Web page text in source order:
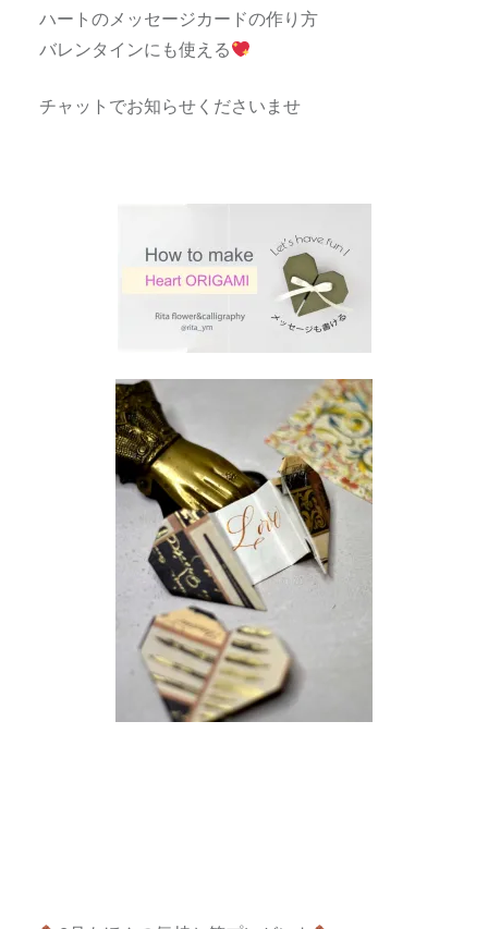
ハートのメッセージカードの作り方
バレンタインにも使える
チャットでお知らせくださいませ